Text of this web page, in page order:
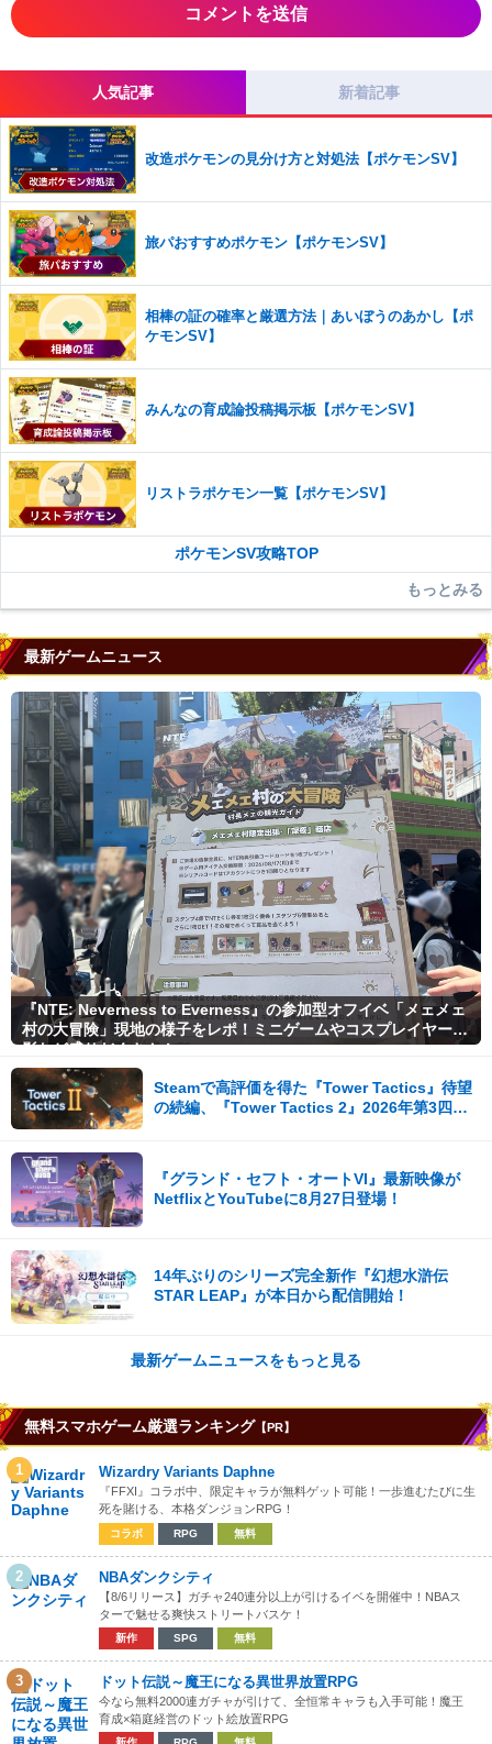
・その他、管理者が不適切と判断した投稿
だけますでしょうか。
コメントの削除を申請する※投稿内容を確認後、順次対応さ
せていただきます。ご了承ください。
※一度削除したコメントは復元ができませんのでご注意くだ
さい。
また、過度な利用規約の違反や、弊社に損害の及ぶ内容の書き込みがあ
った場合は、法的措置をとらせていただく場合もございますので、あら
かじめご理解くださいませ。
人気記事 新着記事
改造ポケモンの見分け方と対処法【ポケモンSV】
旅パおすすめポケモン【ポケモンSV】
相棒の証の確率と厳選方法｜あいぼうのあかし【ポ
ケモンSV】
みんなの育成論投稿掲示板【ポケモンSV】
リストラポケモン一覧【ポケモンSV】
ポケモンSV攻略TOP
もっとみる
最新ゲームニュース
『NTE: Neverness to Everness』の参加型オフイベ「メェメェ
村の大冒険」現地の様子をレポ！ミニゲームやコスプレイヤー撮
影など盛りだくさん！
Steamで高評価を得た『Tower Tactics』待望
の続編、『Tower Tactics 2』2026年第3四半
『グランド・セフト・オートVI』最新映像が
NetflixとYouTubeに8月27日登場！
14年ぶりのシリーズ完全新作『幻想水滸伝
STAR LEAP』が本日から配信開始！
最新ゲームニュースをもっと見る
無料スマホゲーム厳選ランキング 【PR】
1 Wizardry Variants Daphne
『FFXI』コラボ中、限定キャラが無料ゲット可能！一歩進むたびに生
死を賭ける、本格ダンジョンRPG！
コラボ RPG 無料
2 NBAダンクシティ
【8/6リリース】ガチャ240連分以上が引けるイベを開催中！NBAス
ターで魅せる爽快ストリートバスケ！
新作 SPG 無料
3 ドット伝説～魔王になる異世界放置RPG
今なら無料2000連ガチャが引けて、全恒常キャラも入手可能！魔王
育成×箱庭経営のドット絵放置RPG